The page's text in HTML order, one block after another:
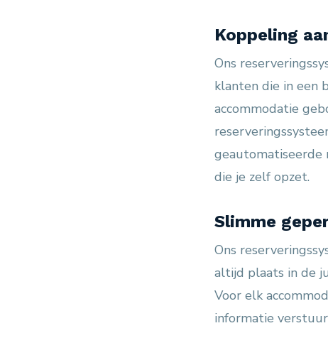
Koppeling
Ons
klanten die in een
accommodatie
geautomatiseerde
die je zelf opzet.
Slimme
Ons
altijd plaats in de
Voor elk
informatie